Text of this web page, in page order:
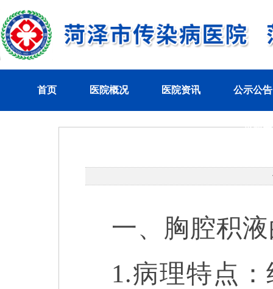
首页 医院概况 医院资讯 公示公告
一、胸腔积
1.病理特点